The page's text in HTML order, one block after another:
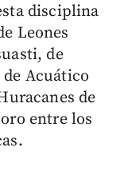
disciplina
Leones
de
Acuático
de
entre los